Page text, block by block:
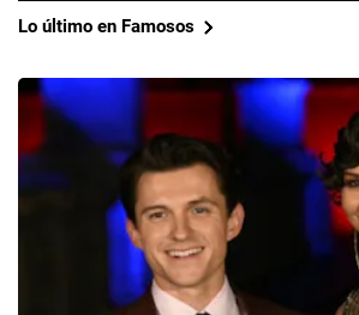
Lo último en Famosos